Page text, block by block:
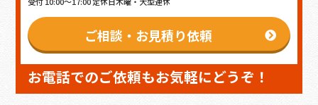
ご相談・お見積り依頼
お電話でのご依頼もお気軽にどうぞ！